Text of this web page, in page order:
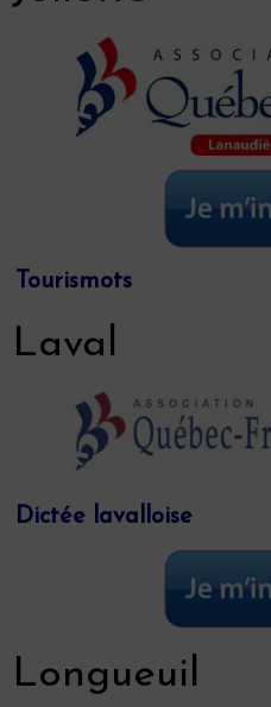
Tourismots
Laval
Dictée lavalloise
Longueuil